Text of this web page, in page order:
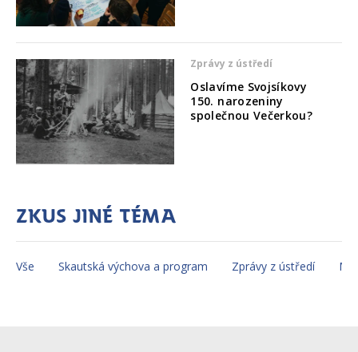
Zprávy z ústředí
Oslavíme Svojsíkovy
150. narozeniny
společnou Večerkou?
Zkus jiné téma
Vše Skautská výchova a program Zprávy z ústředí